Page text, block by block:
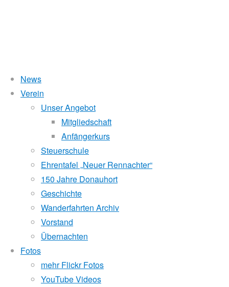
News
Verein
Unser Angebot
Mitgliedschaft
Anfängerkurs
Steuerschule
Ehrentafel „Neuer Rennachter“
150 Jahre Donauhort
Geschichte
Wanderfahrten Archiv
Vorstand
Übernachten
Fotos
mehr Flickr Fotos
YouTube Videos
Eights
Sava
2017
November
Wasserstand Donau
Liegt der Wasserstand in Korneuburg (KORN)
beim Donauhort nicht gerudert.
Pegelstände (DoRIS)
Seichtstellen
Schleusenstatus
Windfinder Kuchelauer Hafen
Mitglied der
Godfrey Donauhort Club Kit